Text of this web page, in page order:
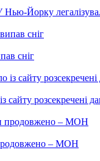
Нью-Йорку
сніг
розсекречені
– МОН